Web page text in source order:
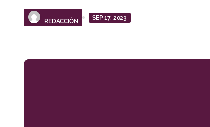
REDACCIÓN
SEP 17, 2023